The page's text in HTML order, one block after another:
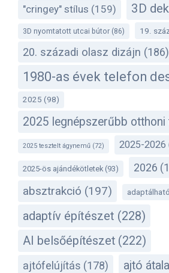
"cringey" stílus (159) 3D
3D nyomtatott utcai bútor (86) 19.
20. századi olasz dizájn (186)
1980-as évek telefon
2025 (98)
2025 legnépszerűbb otthoni
2025 tesztelt ágynemű (72) 2025-2026
2025-ös ajándékötletek (93) 2026
absztrakció (197)
adaptív építészet (228)
AI belsőépítészet (222)
ajtófelújítás (178) ajtó